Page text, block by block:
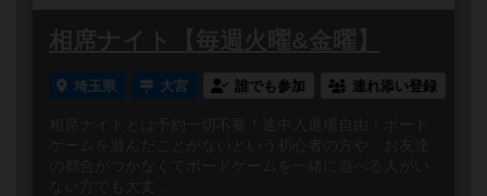
相席ナイト【毎週火曜&金曜】
埼玉県 大宮 誰でも参加 連れ添い登録
相席ナイトとは予約一切不要！途中入退場自由！ボード
ゲームを遊んだことがないという初心者の方や、お友達
の都合がつかなくてボードゲームを一緒に遊べる人がい
ない方でも大丈...